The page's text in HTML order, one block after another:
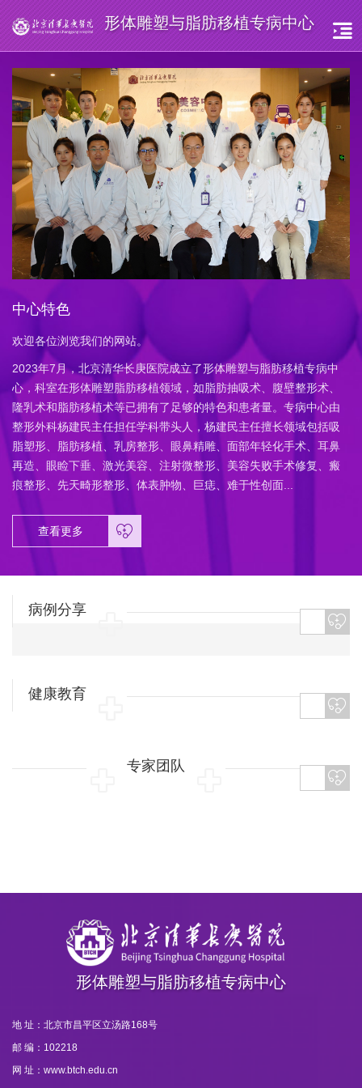
形体雕塑与脂肪移植专病中心
中心特色
欢迎各位浏览我们的网站。
2023年7月，北京清华长庚医院成立了形体雕塑与脂肪移植专病中
心，科室在形体雕塑脂肪移植领域，如脂肪抽吸术、腹壁整形术、
隆乳术和脂肪移植术等已拥有了足够的特色和患者量。专病中心由
整形外科杨建民主任担任学科带头人，杨建民主任擅长领域包括吸
脂塑形、脂肪移植、乳房整形、眼鼻精雕、面部年轻化手术、耳鼻
再造、眼睑下垂、激光美容、注射微整形、美容失败手术修复、瘢
痕整形、先天畸形整形、体表肿物、巨痣、难于性创面...
查看更多
病例分享
健康教育
专家团队
形体雕塑与脂肪移植专病中心
地 址：北京市昌平区立汤路168号
邮 编：102218
网 址：www.btch.edu.cn